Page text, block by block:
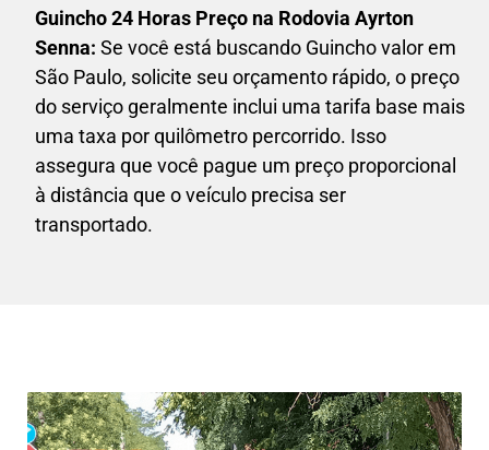
Guincho 24 Horas Preço na Rodovia Ayrton
Senna: Se você está buscando Guincho valor em
São Paulo, solicite seu orçamento rápido, o preço
do serviço geralmente inclui uma tarifa base mais
uma taxa por quilômetro percorrido. Isso
assegura que você pague um preço proporcional
à distância que o veículo precisa ser
transportado.